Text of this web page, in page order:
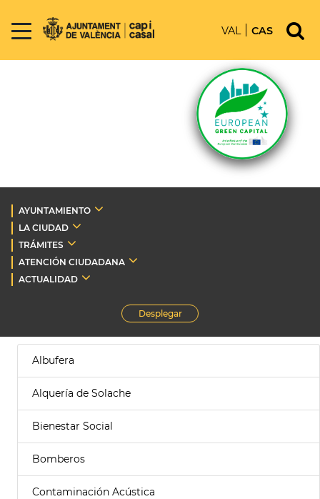
VAL CAS
AYUNTAMIENTO
LA CIUDAD
TRÁMITES
ATENCIÓN CIUDADANA
ACTUALIDAD
Desplegar
Albufera
Alquería de Solache
Bienestar Social
Bomberos
Contaminación Acústica